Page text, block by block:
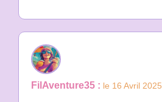
FilAventure35 : le 16 Avril 2025